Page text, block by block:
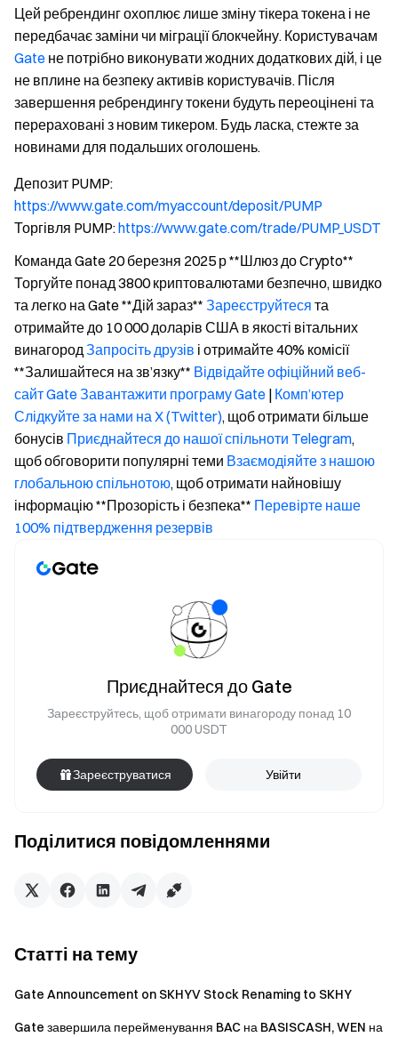
Цей ребрендинг охоплює лише зміну тікера токена і не
передбачає заміни чи міграції блокчейну. Користувачам
Gate не потрібно виконувати жодних додаткових дій, і це
не вплине на безпеку активів користувачів. Після
завершення ребрендингу токени будуть переоцінені та
перераховані з новим тикером. Будь ласка, стежте за
новинами для подальших оголошень.
Депозит PUMP:
https://www.gate.com/myaccount/deposit/PUMP
Торгівля PUMP:https://www.gate.com/trade/PUMP_USDT
Команда Gate 20 березня 2025 р **Шлюз до Crypto**
Торгуйте понад 3800 криптовалютами безпечно, швидко
та легко на Gate **Дій зараз** Зареєструйтеся та
отримайте до 10 000 доларів США в якості вітальних
винагородЗапросіть друзів і отримайте 40% комісії
**Залишайтеся на зв’язку** Відвідайте офіційний веб-
сайт GateЗавантажити програму Gate | Комп’ютер
Слідкуйте за нами на X (Twitter), щоб отримати більше
бонусів Приєднайтеся до нашої спільноти Telegram,
щоб обговорити популярні теми Взаємодіяйте з нашою
глобальною спільнотою, щоб отримати найновішу
інформацію **Прозорість і безпека** Перевірте наше
100% підтвердження резервів
Поділитися повідомленнями
Приєднайтеся до Gate
Зареєструйтесь, щоб отримати винагороду понад 10
000 USDT
Зареєструватися Увійти
Статті на тему
Gate Announcement on SKHYV Stock Renaming to SKHY
Gate завершила перейменування BAC на BASISCASH, WEN на